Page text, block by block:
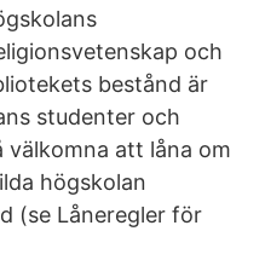
och
bestånd är
studenter och
välkomna att låna om
högskolan
(se Låneregler för